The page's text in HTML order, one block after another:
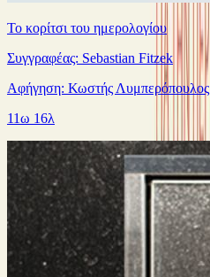
Το κορίτσι του ημερολογίου
Συγγραφέας: Sebastian Fitzek
Αφήγηση: Κωστής Λυμπερόπουλος
11ω 16λ